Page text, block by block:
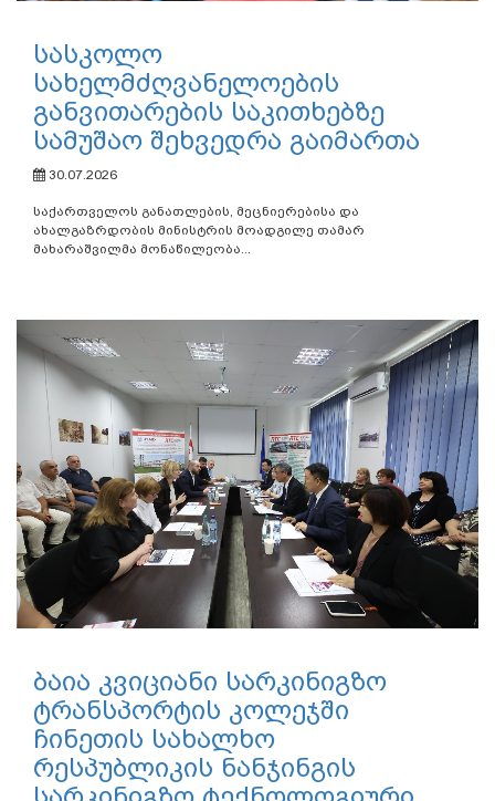
სასკოლო
სახელმძღვანელოების
განვითარების საკითხებზე
სამუშაო შეხვედრა გაიმართა
30.07.2026
საქართველოს განათლების, მეცნიერებისა და
ახალგაზრდობის მინისტრის მოადგილე თამარ
მახარაშვილმა მონაწილეობა...
ბაია კვიციანი სარკინიგზო
ტრანსპორტის კოლეჯში
ჩინეთის სახალხო
რესპუბლიკის ნანჯინგის